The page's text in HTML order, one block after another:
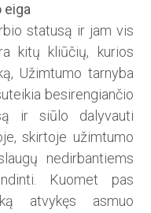
eiga
statusą ir jam vis
kitų kliūčių, kurios
Užimtumo tarnyba
besirengiančio
ir siūlo dalyvauti
skirtoje užimtumo
nedirbantiems
Kuomet pas
atvykęs asmuo